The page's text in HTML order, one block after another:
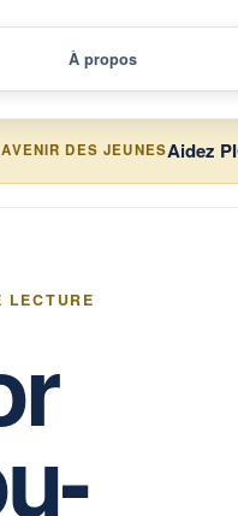
À propos
DES JEUNESAidez
LECTURE